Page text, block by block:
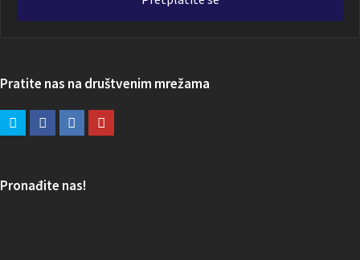
Pratite nas na društvenim mrežama
Pronađite nas!